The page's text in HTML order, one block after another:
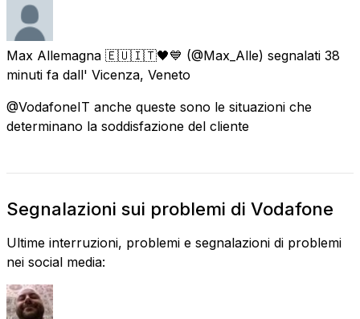
Max Allemagna 🇪🇺🇮🇹🖤💙 (@Max_Alle) segnalati 38
minuti fa dall' Vicenza, Veneto
@VodafoneIT anche queste sono le situazioni che
determinano la soddisfazione del cliente
Segnalazioni sui problemi di Vodafone
Ultime interruzioni, problemi e segnalazioni di problemi
nei social media: